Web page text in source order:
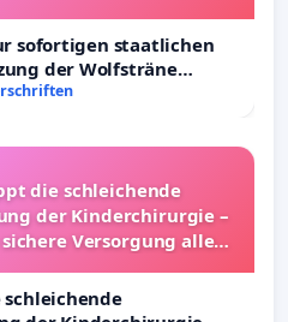
sofortigen staatlichen
der Wolfsträne
Trauerbewältigung
die schleichende
der Kinderchirurgie –
Versorgung aller